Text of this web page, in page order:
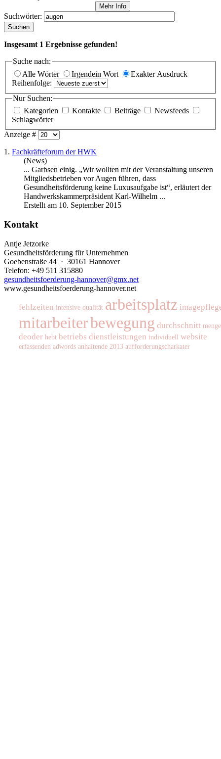
Mehr Info
Suchwörter:
Suchen
Insgesamt 1 Ergebnisse gefunden!
Suche nach:
Alle Wörter
Irgendein Wort
Exakter Ausdruck
Reihenfolge:
Nur Suchen:
Kategorien
Kontakte Beiträge
Newsfeeds
Schlagwörter
Anzeige #
1. Fachkräfteforum der HWK
(News)
... Garbsen einig. „Wir wollten mit der Veranstaltung unseren
Mitgliedsbetrieben vorAugen führen, dass
Gesundheitsförderung keine Luxusaufgabe ist“, erläutert der
Handwerkskammerpräsident Karl-Wilhelm ...
Erstellt am 10. September 2015
Kontakt
Antje Jetzorke
Gesundheitsförderung für Unternehmen
Goebenstraße 44 · 30161 Hannover
Telefon: +49 511 315880
gesundheitsfoerderung-hannover@gmx.net
www.gesundheitsfoerderung-hannover.net
fehlzeiten intensive qualität arbeitsplatz
mitarbeiterbewegung durchschnitt menge
deoder hebt betriebs dienstleistungen individuell website
erfassenden adwords anhaltende 2013 aufforderungscharkater